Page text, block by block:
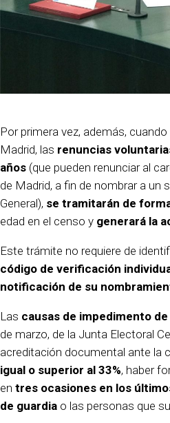
Por primera vez, además,
Madrid, las renuncias
años (que pueden renunciar al
de Madrid, a fin de nombrar a un
General), se tramitarán de
edad en el censo y generará la
Este trámite no requiere de
código de verificación
notificación de su
Las causas de impedimento
de marzo, de la Junta Electoral
acreditación documental ante la
igual o superior al 33%, haber
en tres ocasiones en los
de guardia o las personas que